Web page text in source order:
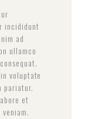
incididunt
ad
ullamco
voluptate
pariatur.
et